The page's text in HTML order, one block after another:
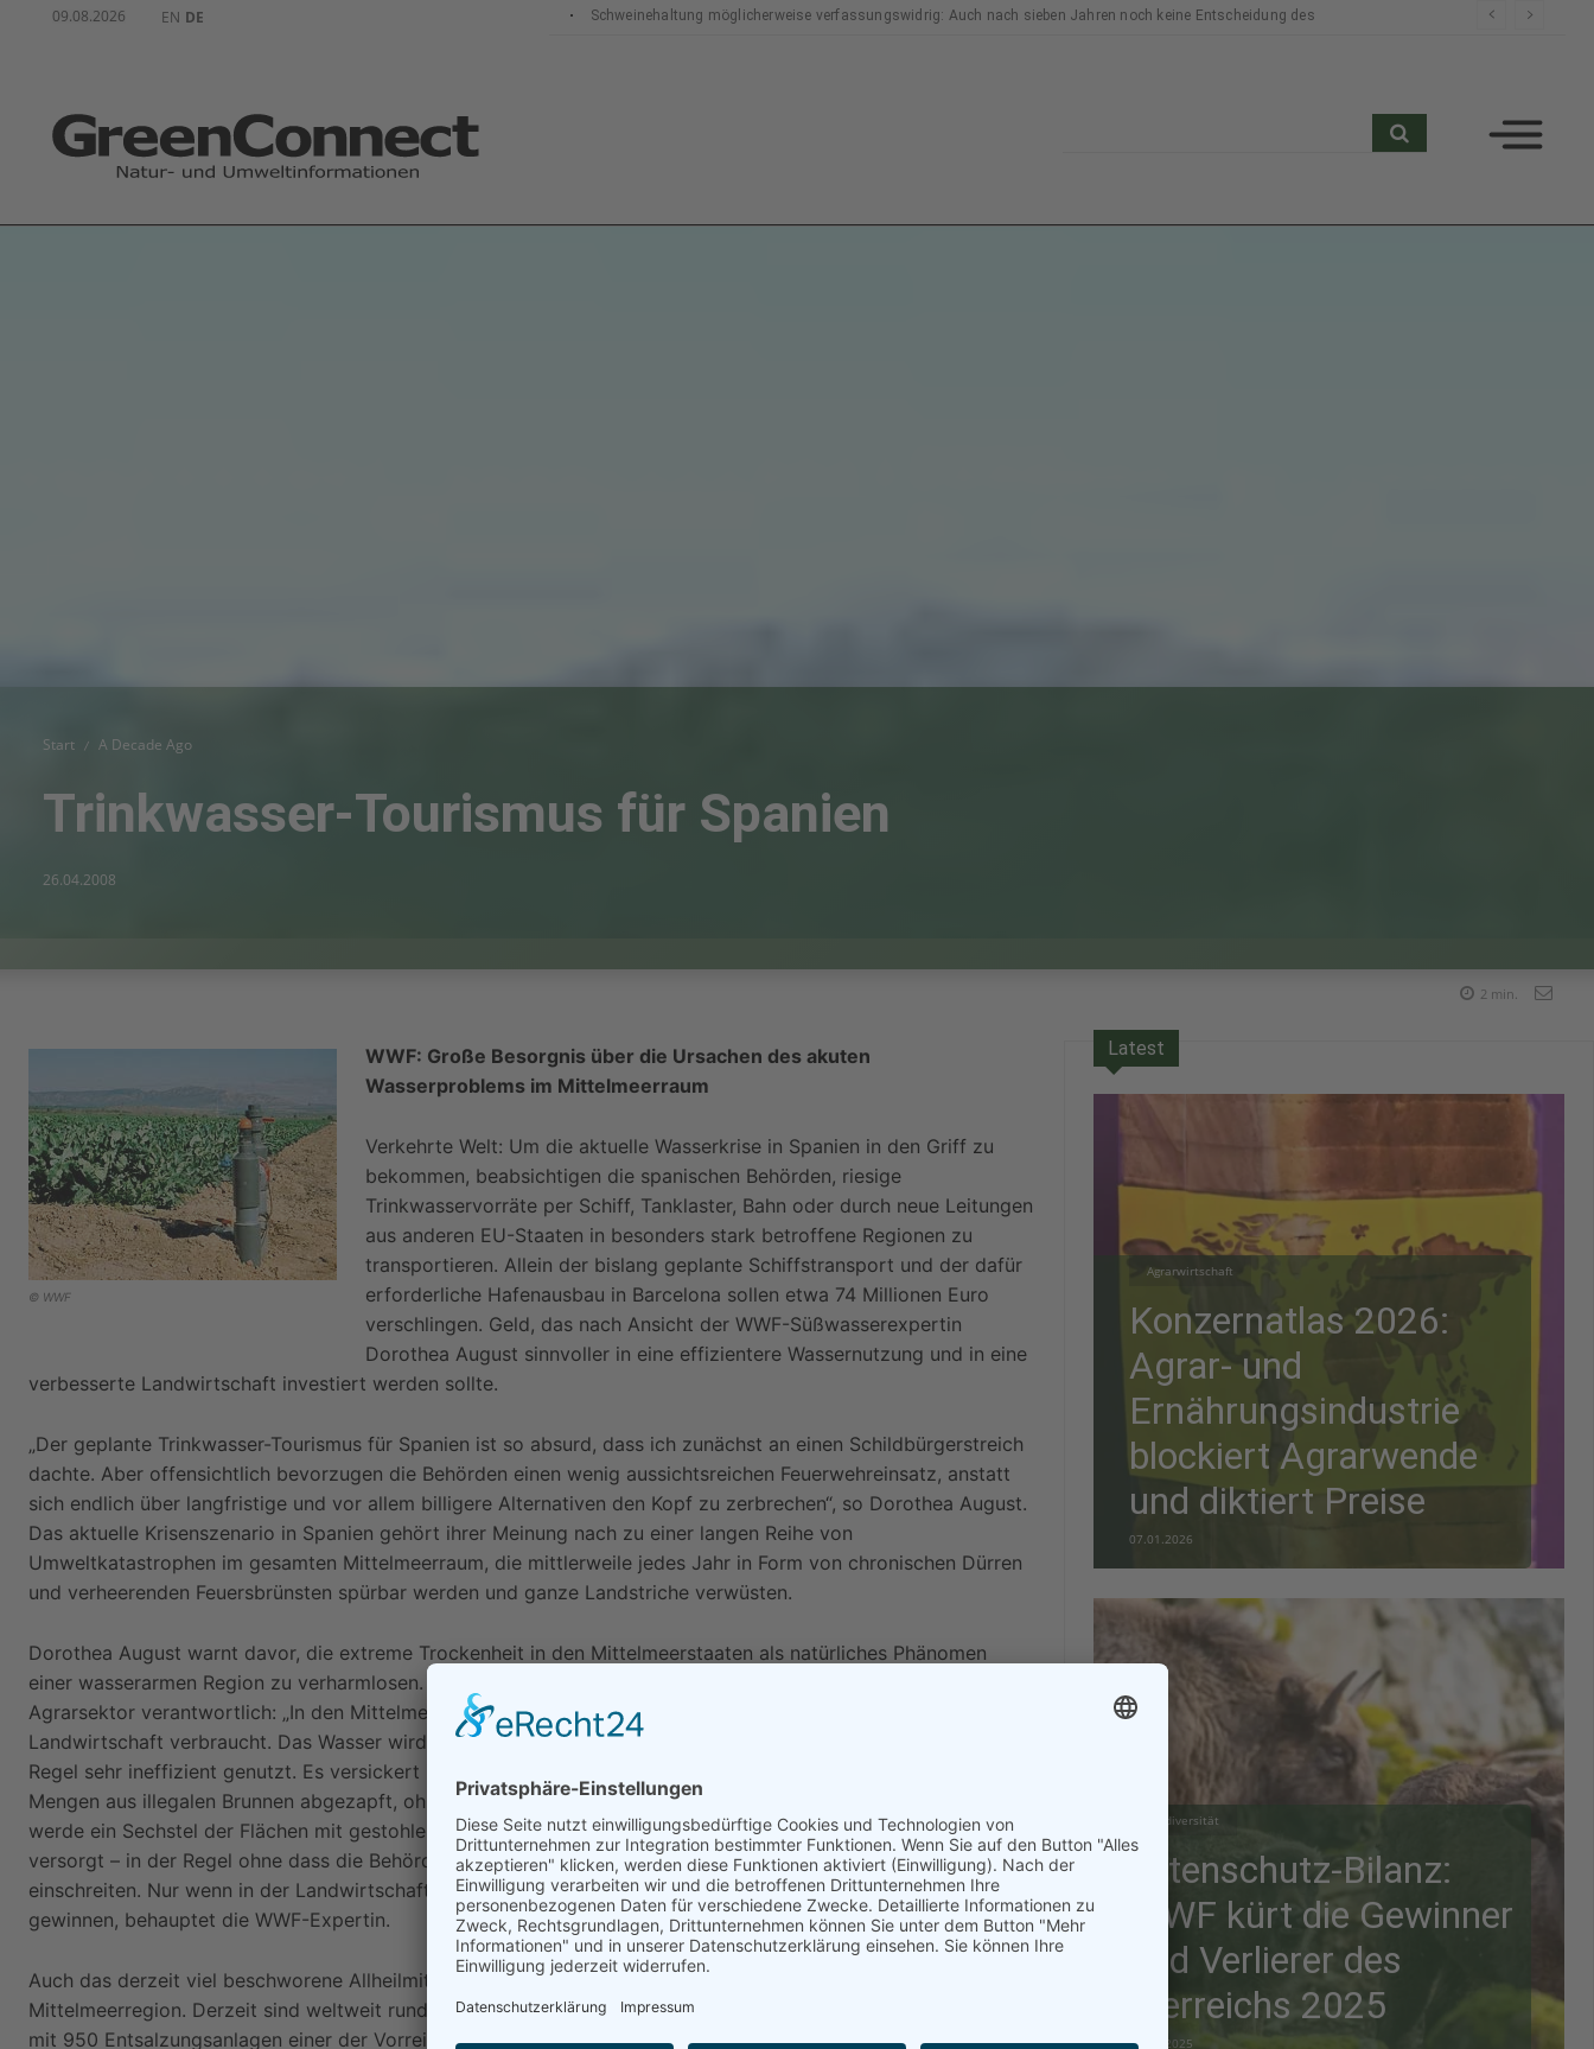
09.08.2026 EN DE
Schweinehaltung möglicherweise verfassungswidrig: Auch nach sieben Jahren noch keine Entscheidung des
Start A Decade Ago
Trinkwasser-Tourismus für Spanien
26.04.2008
2 min.
© WWF
WWF: Große Besorgnis über die Ursachen des akuten
Wasserproblems im Mittelmeerraum
Verkehrte Welt: Um die aktuelle Wasserkrise in Spanien in den Griff zu
bekommen, beabsichtigen die spanischen Behörden, riesige
Trinkwasservorräte per Schiff, Tanklaster, Bahn oder durch neue Leitungen
aus anderen EU-Staaten in besonders stark betroffene Regionen zu
transportieren. Allein der bislang geplante Schiffstransport und der dafür
erforderliche Hafenausbau in Barcelona sollen etwa 74 Millionen Euro
verschlingen. Geld, das nach Ansicht der WWF-Süßwasserexpertin
Dorothea August sinnvoller in eine effizientere Wassernutzung und in eine
verbesserte Landwirtschaft investiert werden sollte.
„Der geplante Trinkwasser-Tourismus für Spanien ist so absurd, dass ich zunächst an einen Schildbürgerstreich
dachte. Aber offensichtlich bevorzugen die Behörden einen wenig aussichtsreichen Feuerwehreinsatz, anstatt
sich endlich über langfristige und vor allem billigere Alternativen den Kopf zu zerbrechen“, so Dorothea August.
Das aktuelle Krisenszenario in Spanien gehört ihrer Meinung nach zu einer langen Reihe von
Umweltkatastrophen im gesamten Mittelmeerraum, die mittlerweile jedes Jahr in Form von chronischen Dürren
und verheerenden Feuersbrünsten spürbar werden und ganze Landstriche verwüsten.
Dorothea August warnt davor, die extreme Trockenheit in den Mittelmeerstaaten als natürliches Phänomen
einer wasserarmen Region zu verharmlosen. Sie macht vor allem den globalisierten und industrialisierten
Agrarsektor verantwortlich: „In den Mittelmeerländern werden 80 Prozent des Wassers durch die
Landwirtschaft verbraucht. Das Wasser wird beim Anbau von Erdbeeren, Trauben, Oliven oder Tomaten in der
Regel sehr ineffizient genutzt. Es versickert in uralten und maroden Rohrleitungen oder wird sogar in riesigen
Mengen aus illegalen Brunnen abgezapft, ohne dass für die kostbare Ressource bezahlt wird.“ Allein in Spanien
werde ein Sechstel der Flächen mit gestohlenem Wasser aus etwa einer halben Million illegaler Brunnen
versorgt – in der Regel ohne dass die Behörden durch Geldbußen oder andere Sanktionsmaßnahmen
einschreiten. Nur wenn in der Landwirtschaft massiv umgelenkt werde, sei der Kampf ums Wasser noch zu
gewinnen, behauptet die WWF-Expertin.
Auch das derzeit viel beschworene Allheilmittel der Entsalzungsanlagen sei keine Patentlösung für die
Mittelmeerregion. Derzeit sind weltweit rund 10.000 solcher Anlagen in Betrieb. Auch das Sorgenkind Spanien,
mit 950 Entsalzungsanlagen einer der Vorreiter auf diesem Gebiet, versucht die nahezu unerschöpflichen
Latest
Agrarwirtschaft
Konzernatlas 2026:
Agrar- und
Ernährungsindustrie
blockiert Agrarwende
und diktiert Preise
07.01.2026
Biodiversität
Artenschutz-Bilanz:
WWF kürt die Gewinner
und Verlierer des
Tierreichs 2025
28.12.2025